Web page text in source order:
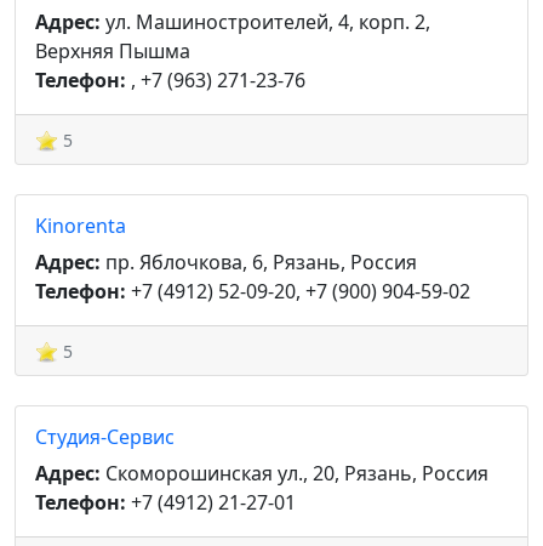
Адрес: ул. Машиностроителей, 4, корп. 2,
Верхняя Пышма
Телефон: , +7 (963) 271-23-76
5
Kinorenta
Адрес: пр. Яблочкова, 6, Рязань, Россия
Телефон: +7 (4912) 52-09-20, +7 (900) 904-59-02
5
Студия-Сервис
Адрес: Скоморошинская ул., 20, Рязань, Россия
Телефон: +7 (4912) 21-27-01